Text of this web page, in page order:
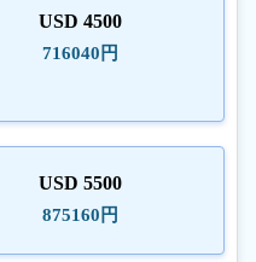
USD 4500
716040円
USD 5500
875160円